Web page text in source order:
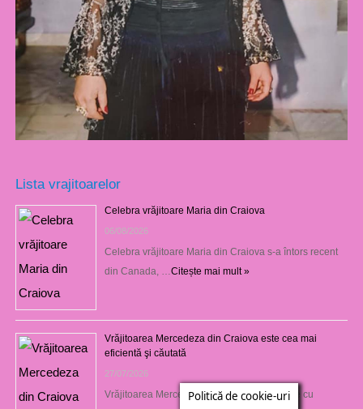
Lista vrajitoarelor
Celebra vrăjitoare Maria din Craiova
06/08/2026
Celebra vrăjitoare Maria din Craiova s-a întors recent
din Canada, … Citește mai mult »
Vrăjitoarea Mercedeza din Craiova este cea mai
eficientă şi căutată
27/07/2026
Vrăjitoarea Mercedeza din Craiova vine este cu
Politică de cookie-uri